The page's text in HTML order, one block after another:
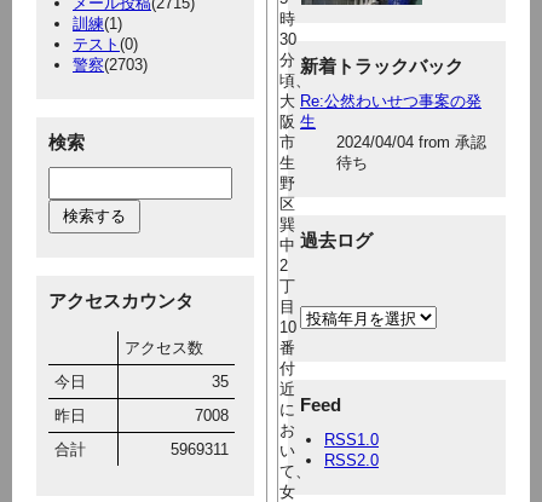
訓練(1)
テスト (0)
警察(2703)
検索
アクセスカウンタ
アクセス数
今日
35
昨日
7008
合計
5969311
新着トラックバック
Re:公然わいせつ事案の発
生
2024/04/04 from 承認
待ち
過去ログ
Feed
RSS1.0
RSS2.0
時
30
分
頃、
大
阪
市
生
野
区
巽
中
2
丁
目
10
番
付
近
に
お
い
て、
女